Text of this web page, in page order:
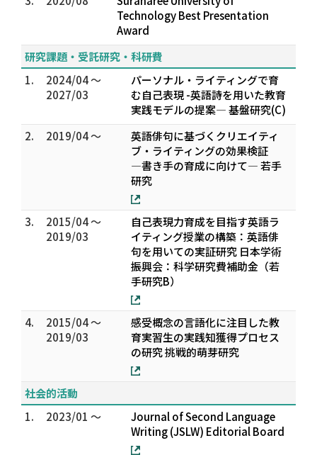
Technology Best Presentation
Award
研究課題・受託研究・科研費
1.
2024/04 ～
2027/03
パーソナル・ライティングで育
む自己表現 -英語詩を用いた教育
実践モデルの提案― 基盤研究(C)
2.
2019/04 ～
英語俳句に基づくクリエイティ
ブ・ライティングの効果検証
―書き手の育成に向けて― 若手
研究
3.
2015/04 ～
2019/03
自己表現力育成を目指す英語ラ
イティング授業の構築：英語俳
句を用いての実証研究 日本学術
振興会：科学研究費補助金（若
手研究B）
4.
2015/04 ～
2019/03
感受概念の言語化に注目した教
育実習生の実践知獲得プロセス
の研究 挑戦的萌芽研究
社会的活動
1.
2023/01 ～
Journal of Second Language
Writing (JSLW) Editorial Board